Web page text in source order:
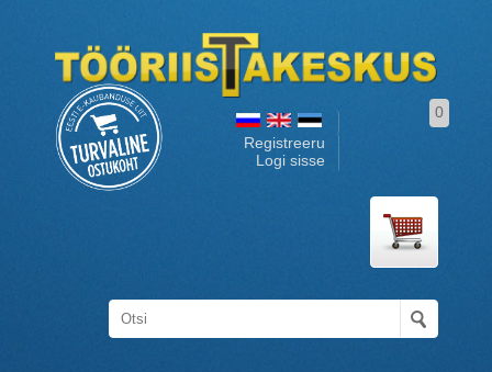
Registreeru
Logi sisse
0